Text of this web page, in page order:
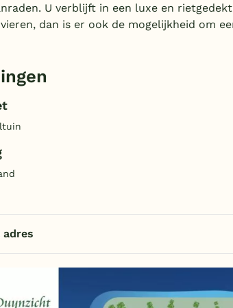
U verblijft in een luxe en
dan is er ook de mogelijkheid om
adres